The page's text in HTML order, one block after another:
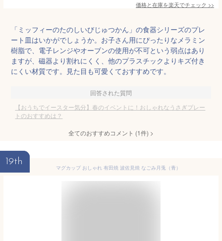
価格と在庫を楽天でチェック >>
「ミッフィーのたのしいびじゅつかん」の食器シリーズのプレ
ート皿はいかがでしょうか。お子さん用にぴったりなメラミン
樹脂で、電子レンジやオーブンの使用が不可という弱点はあり
ますが、磁器より割れにくく、他のプラスチックよりキズ付き
にくい材質です。見た目も可愛くておすすめです。
回答された質問
【おうちでイースター気分】春のイベントに！おしゃれなうさぎプレー
トのおすすめは？
全てのおすすめコメント (1件) >
19th
マグカップ おしゃれ 有田焼 波佐見焼 なごみ月兎（青）